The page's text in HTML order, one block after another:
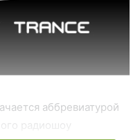
аббревиатурой
радиошоу